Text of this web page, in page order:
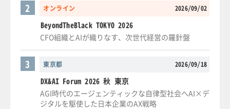
オンライン 2026/09/02
2
BeyondTheBlack TOKYO 2026
CFO組織とAIが織りなす、次世代経営の羅針盤
東京都 2026/09/18
3
DX&AI Forum 2026 秋 東京
AGI時代のエージェンティックな自律型社会へAI×デ
ジタルを駆使した日本企業のAX戦略